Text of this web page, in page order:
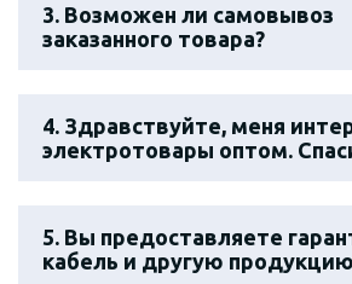
3. Возможен ли самовывоз
заказанного товара?
4. Здравствуйте, меня
электротовары оптом.
5. Вы предоставляете
кабель и другую